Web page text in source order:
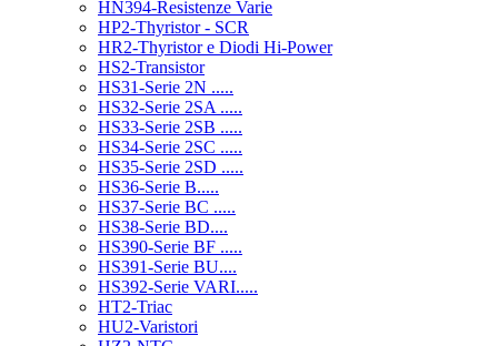
HN394-Resistenze Varie
HP2-Thyristor - SCR
HR2-Thyristor e Diodi Hi-Power
HS2-Transistor
HS31-Serie 2N .....
HS32-Serie 2SA .....
HS33-Serie 2SB .....
HS34-Serie 2SC .....
HS35-Serie 2SD .....
HS36-Serie B.....
HS37-Serie BC .....
HS38-Serie BD....
HS390-Serie BF .....
HS391-Serie BU....
HS392-Serie VARI.....
HT2-Triac
HU2-Varistori